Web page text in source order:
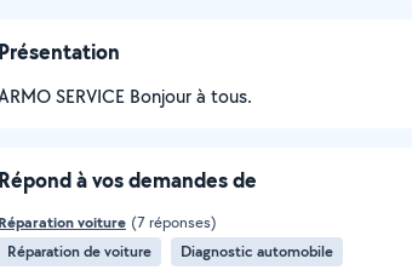
Présentation
SERVICE Bonjour à tous.
Répond à vos demandes de
Réparation voiture (7 réponses)
Réparation de voiture
Diagnostic automobile